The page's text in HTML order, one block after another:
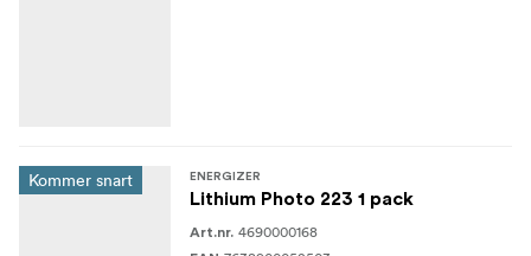
Kommer snart ENERGIZER
Lithium Photo 223 1 pack
Art.nr. 4690000168